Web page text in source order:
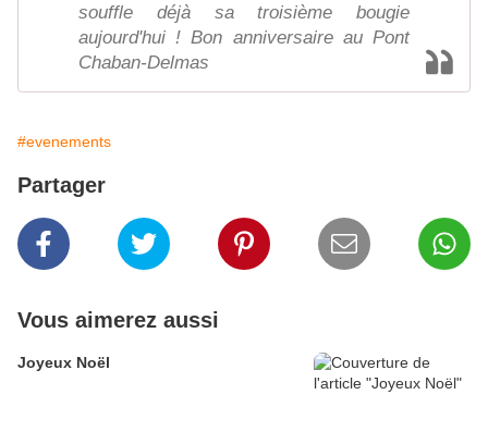
souffle déjà sa troisième bougie
aujourd'hui ! Bon anniversaire au Pont
Chaban-Delmas
#evenements
Partager
Vous aimerez aussi
Joyeux Noël